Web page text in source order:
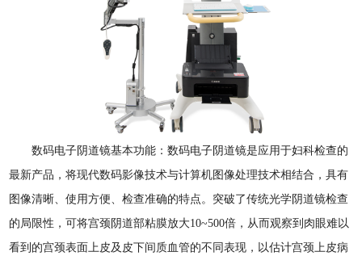
数码电子阴道镜基本功能：数码电子阴道镜是应用于妇科检查的
最新产品，将现代数码影像技术与计算机图像处理技术相结合，具有
图像清晰、使用方便、检查准确的特点。突破了传统光学阴道镜检查
的局限性，可将宫颈阴道部粘膜放大10~500倍，从而观察到肉眼难以
看到的宫颈表面上皮及皮下间质血管的不同表现，以估计宫颈上皮病